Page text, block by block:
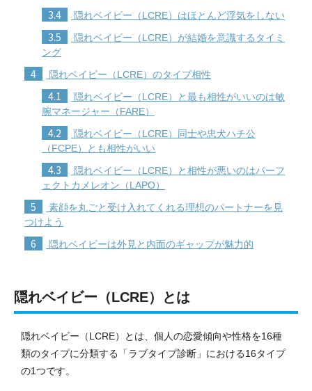
3.4 隠れベイビー（LCRE）はほとんど浮気をしない
3.5
隠れベイビー（LCRE）が結婚を意識するタイミ
ング
4 隠れベイビー（LCRE）のタイプ相性
4.1
隠れベイビー（LCRE）と最も相性がいいのは敏
腕マネージャー（FARE）
4.2
隠れベイビー（LCRE）同士や忠犬ハチ公
（FCPE）とも相性がいい
4.3
隠れベイビー（LCRE）と相性が悪いのはパーフ
ェクトカメレオン（LAPO）
5
素顔を丸ごと受け入れてくれる理想のパートナーを見
つけよう
6 隠れベイビーは外見と内面のギャップが魅力的
隠れベイビー（LCRE）とは
隠れベイビー（LCRE）とは、個人の恋愛傾向や性格を16種
類のタイプに分類する「ラブタイプ診断」における16タイプ
の1つです。